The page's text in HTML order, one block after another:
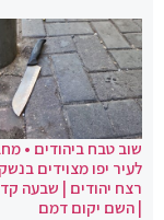
שוב טבח ביהודים •
לעיר יפו מצוידים
רצח יהודים | שבעה
| השם יקום דמם